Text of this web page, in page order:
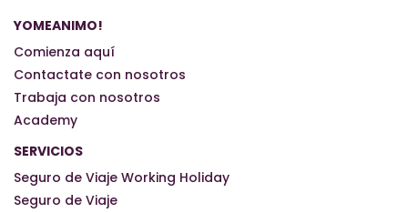
YOMEANIMO!
Comienza aquí
Contactate con nosotros
Trabaja con nosotros
Academy
SERVICIOS
Seguro de Viaje Working Holiday
Seguro de Viaje